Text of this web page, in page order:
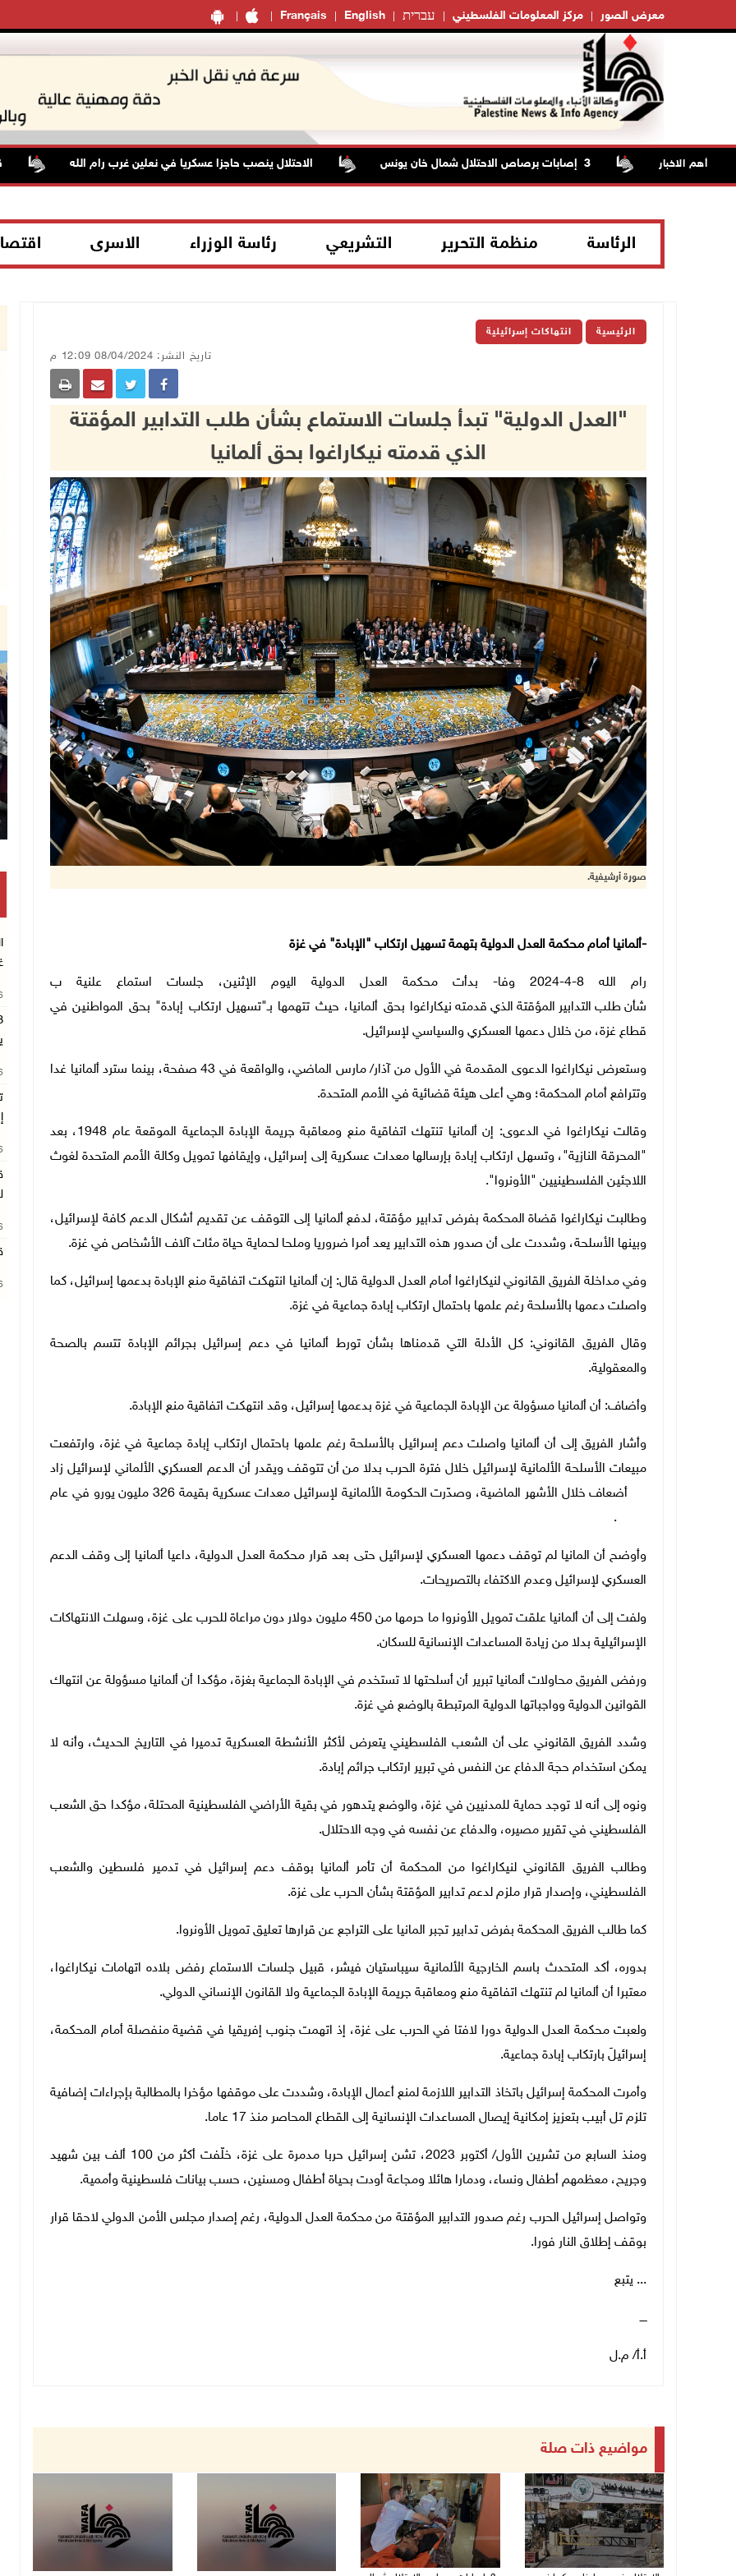
Français English עברית مركز المعلومات الفلسطيني معرض الصور
أهم الاخبارالنفط 3 إصابات برصاص الاحتلال شمال خان يونس الاحتلال ينصب حاجزا عسكريا في نعلين غرب رام الله قوات
الرئاسة منظمة التحرير التشريعي رئاسة الوزراء الاسرى
الرئيسية انتهاكات إسرائيلية
تاريخ النشر: 08/04/2024 12:09 م
"العدل الدولية" تبدأ جلسات الاستماع بشأن طلب التدابير المؤقتة
الذي قدمته نيكاراغوا بحق ألمانيا
صورة أرشيفية.
-ألمانيا أمام محكمة العدل الدولية بتهمة تسهيل ارتكاب "الإبادة" في غزة
رام الله 8-4-2024 وفا- بدأت محكمة العدل الدولية اليوم الإثنين، جلسات استماع علنية ب
شأن طلب التدابير المؤقتة الذي قدمته نيكاراغوا بحق ألمانيا، حيث تتهمها بـ"تسهيل ارتكاب إبادة" بحق المواطنين في
قطاع غزة، من خلال دعمها العسكري والسياسي لإسرائيل.
وستعرض نيكاراغوا الدعوى المقدمة في الأول من آذار/ مارس الماضي، والواقعة في 43 صفحة، بينما سترد ألمانيا غدا
وتترافع أمام المحكمة؛ وهي أعلى هيئة قضائية في الأمم المتحدة.
وقالت نيكاراغوا في الدعوى: إن ألمانيا تنتهك اتفاقية منع ومعاقبة جريمة الإبادة الجماعية الموقعة عام 1948، بعد
"المحرقة النازية"، وتسهل ارتكاب إبادة بإرسالها معدات عسكرية إلى إسرائيل، وإيقافها تمويل وكالة الأمم المتحدة لغوث
اللاجئين الفلسطينيين "الأونروا".
وطالبت نيكاراغوا قضاة المحكمة بفرض تدابير مؤقتة، لدفع ألمانيا إلى التوقف عن تقديم أشكال الدعم كافة لإسرائيل،
وبينها الأسلحة، وشددت على أن صدور هذه التدابير يعد أمرا ضروريا وملحا لحماية حياة مئات آلاف الأشخاص في غزة.
وفي مداخلة الفريق القانوني لنيكاراغوا أمام العدل الدولية قال: إن ألمانيا انتهكت اتفاقية منع الإبادة بدعمها إسرائيل، كما
واصلت دعمها بالأسلحة رغم علمها باحتمال ارتكاب إبادة جماعية في غزة.
وقال الفريق القانوني: كل الأدلة التي قدمناها بشأن تورط ألمانيا في دعم إسرائيل بجرائم الإبادة تتسم بالصحة
والمعقولية.
وأضاف: أن ألمانيا مسؤولة عن الإبادة الجماعية في غزة بدعمها إسرائيل، وقد انتهكت اتفاقية منع الإبادة.
وأشار الفريق إلى أن ألمانيا واصلت دعم إسرائيل بالأسلحة رغم علمها باحتمال ارتكاب إبادة جماعية في غزة، وارتفعت
مبيعات الأسلحة الألمانية لإسرائيل خلال فترة الحرب بدلا من أن تتوقف ويقدر أن الدعم العسكري الألماني لإسرائيل زاد
10 أضعاف خلال الأشهر الماضية، وصدّرت الحكومة الألمانية لإسرائيل معدات عسكرية بقيمة 326 مليون يورو في عام
وأوضح أن المانيا لم توقف دعمها العسكري لإسرائيل حتى بعد قرار محكمة العدل الدولية، داعيا ألمانيا إلى وقف الدعم
العسكري لإسرائيل وعدم الاكتفاء بالتصريحات.
ولفت إلى أن ألمانيا علقت تمويل الأونروا ما حرمها من 450 مليون دولار دون مراعاة للحرب على غزة، وسهلت الانتهاكات
الإسرائيلية بدلا من زيادة المساعدات الإنسانية للسكان.
ورفض الفريق محاولات ألمانيا تبرير أن أسلحتها لا تستخدم في الإبادة الجماعية بغزة، مؤكدا أن ألمانيا مسؤولة عن انتهاك
القوانين الدولية وواجباتها الدولية المرتبطة بالوضع في غزة.
وشدد الفريق القانوني على أن الشعب الفلسطيني يتعرض لأكثر الأنشطة العسكرية تدميرا في التاريخ الحديث، وأنه لا
يمكن استخدام حجة الدفاع عن النفس في تبرير ارتكاب جرائم إبادة.
ونوه إلى أنه لا توجد حماية للمدنيين في غزة، والوضع يتدهور في بقية الأراضي الفلسطينية المحتلة، مؤكدا حق الشعب
الفلسطيني في تقرير مصيره، والدفاع عن نفسه في وجه الاحتلال.
وطالب الفريق القانوني لنيكاراغوا من المحكمة أن تأمر ألمانيا بوقف دعم إسرائيل في تدمير فلسطين والشعب
الفلسطيني، وإصدار قرار ملزم لدعم تدابير المؤقتة بشأن الحرب على غزة.
كما طالب الفريق المحكمة بفرض تدابير تجبر المانيا على التراجع عن قرارها تعليق تمويل الأونروا.
بدوره، أكد المتحدث باسم الخارجية الألمانية سيباستيان فيشر، قبيل جلسات الاستماع رفض بلاده اتهامات نيكاراغوا،
معتبرا أن ألمانيا لم تنتهك اتفاقية منع ومعاقبة جريمة الإبادة الجماعية ولا القانون الإنساني الدولي.
ولعبت محكمة العدل الدولية دورا لافتا في الحرب على غزة، إذ اتهمت جنوب إفريقيا في قضية منفصلة أمام المحكمة،
إسرائيلَ بارتكاب إبادة جماعية.
وأمرت المحكمة إسرائيل باتخاذ التدابير اللازمة لمنع أعمال الإبادة، وشددت على موقفها مؤخرا بالمطالبة بإجراءات إضافية
تلزم تل أبيب بتعزيز إمكانية إيصال المساعدات الإنسانية إلى القطاع المحاصر منذ 17 عاما
.
ومنذ السابع من تشرين الأول/ أكتوبر 2023، تشن إسرائيل حربا مدمرة على غزة، خلّفت أكثر من 100 ألف بين شهيد
وجريح، معظمهم أطفال ونساء، ودمارا هائلا ومجاعة أودت بحياة أطفال ومسنين، حسب بيانات فلسطينية وأممية.
وتواصل إسرائيل الحرب رغم صدور التدابير المؤقتة من محكمة العدل الدولية، رغم إصدار مجلس الأمن الدولي لاحقا قرار
بوقف إطلاق النار فورا.
... يتبع
ــــ
أ.أ/ م.ل
مواضيع ذات صلة